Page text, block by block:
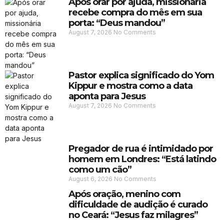
recebe compra do mês em sua
porta: “Deus mandou”
August 7, 2026 No Comments
Pastor explica significado do Yom
Kippur e mostra como a data
aponta para Jesus
August 7, 2026 No Comments
Pregador de rua é intimidado por
homem em Londres: “Está latindo
como um cão”
August 6, 2026 No Comments
Após oração, menino com
dificuldade de audição é curado
no Ceará: “Jesus faz milagres”